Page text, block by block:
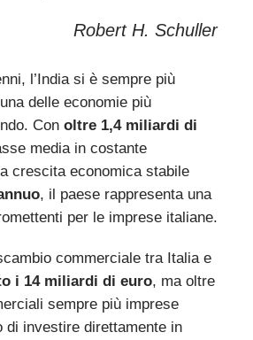
Robert H. Schuller
l’India si è sempre più
delle economie più
Con oltre 1,4 miliardi di
media in costante
crescita economica stabile
, il paese rappresenta una
per le imprese italiane.
commerciale tra Italia e
i 14 miliardi di euro, ma oltre
sempre più imprese
di investire direttamente in